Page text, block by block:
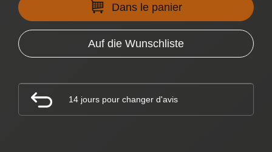
Dans le panier
Auf die Wunschliste
14 jours pour changer d'avis